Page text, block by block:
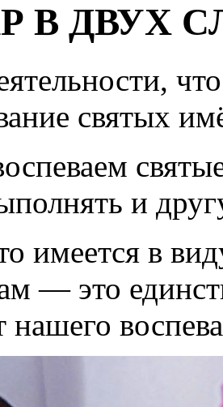
В ДВУХ
святых
и
имеется в
— это
нашего